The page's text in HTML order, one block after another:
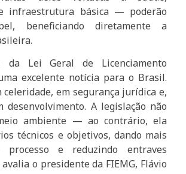
infraestrutura básica — poderão
beneficiando diretamente a
da Lei Geral de Licenciamento
excelente notícia para o Brasil.
celeridade, em segurança jurídica e,
desenvolvimento. A legislação não
ambiente — ao contrário, ela
técnicos e objetivos, dando mais
processo e reduzindo entraves
o presidente da FIEMG, Flávio